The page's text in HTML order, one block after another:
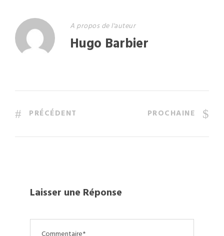
A propos de l'auteur
Hugo Barbier
PRÉCÉDENT PROCHAINE
Laisser une Réponse